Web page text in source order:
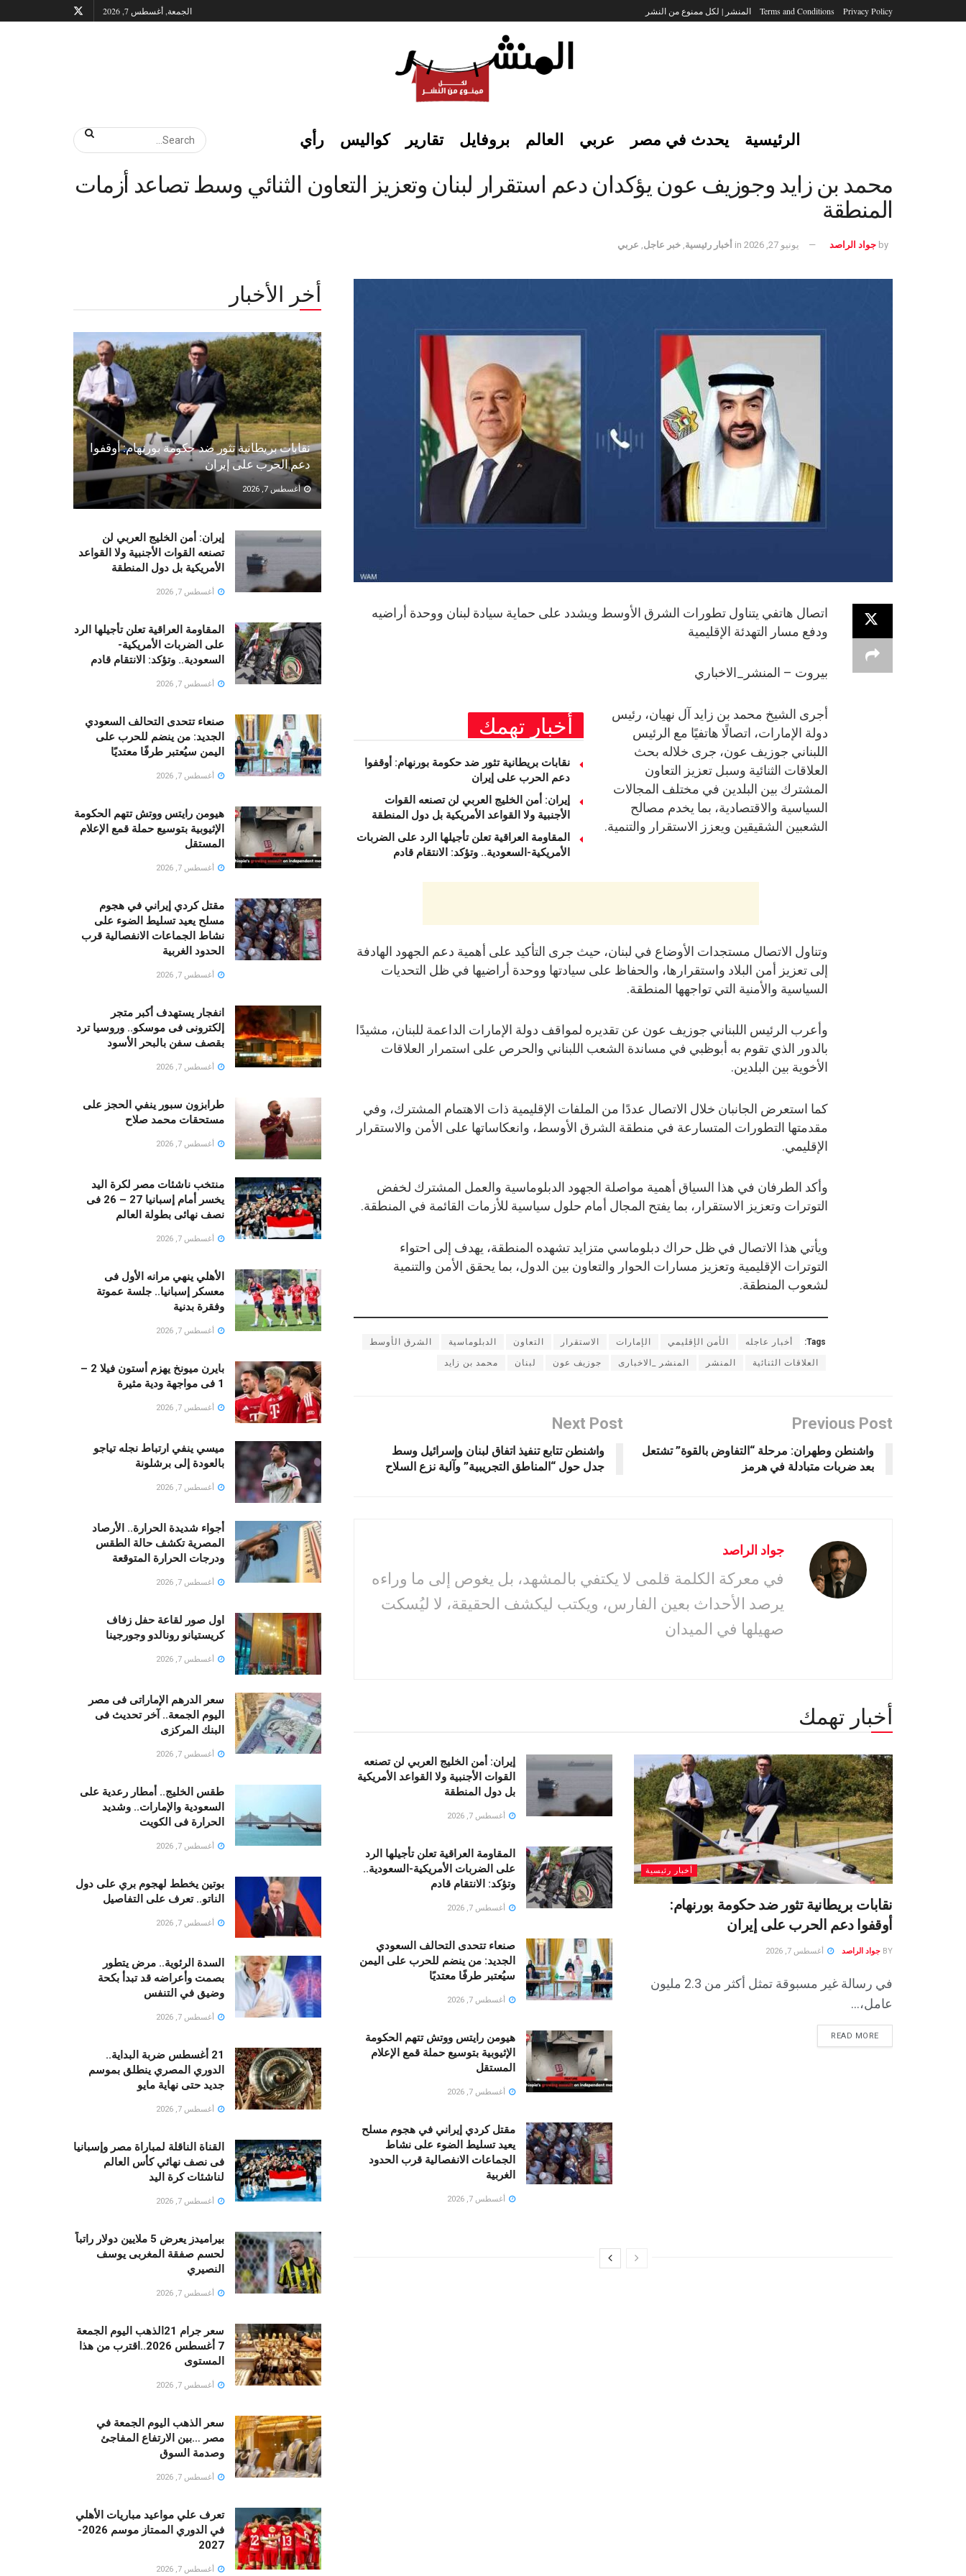
Privacy Policy
Terms and Conditions المنشر | لكل ممنوع من النشر الجمعة, أغسطس 7, 2026
الرئيسية يحدث في مصر عربي العالم بروفايل تقارير كواليس رأي
محمد بن زايد وجوزيف عون يؤكدان دعم استقرار لبنان وتعزيز التعاون الثنائي وسط تصاعد أزمات
المنطقة
by جواد الراصد يونيو 27, 2026 in أخبار رئيسية خبر عاجل عربي
اتصال هاتفي يتناول تطورات الشرق الأوسط ويشدد على حماية سيادة لبنان ووحدة أراضيه
ودفع مسار التهدئة الإقليمية
بيروت – المنشر_الاخباري
أخبار تهمك
نقابات بريطانية تثور ضد حكومة بورنهام: أوقفوا
دعم الحرب على إيران
إيران: أمن الخليج العربي لن تصنعه القوات
الأجنبية ولا القواعد الأمريكية بل دول المنطقة
المقاومة العراقية تعلن تأجيلها الرد على الضربات
الأمريكية-السعودية.. وتؤكد: الانتقام قادم
أجرى الشيخ محمد بن زايد آل نهيان، رئيس
دولة الإمارات، اتصالًا هاتفيًا مع الرئيس
اللبناني جوزيف عون، جرى خلاله بحث
العلاقات الثنائية وسبل تعزيز التعاون
المشترك بين البلدين في مختلف المجالات
السياسية والاقتصادية، بما يخدم مصالح
الشعبين الشقيقين ويعزز الاستقرار والتنمية.
وتناول الاتصال مستجدات الأوضاع في لبنان، حيث جرى التأكيد على أهمية دعم الجهود الهادفة
إلى تعزيز أمن البلاد واستقرارها، والحفاظ على سيادتها ووحدة أراضيها في ظل التحديات
السياسية والأمنية التي تواجهها المنطقة.
وأعرب الرئيس اللبناني جوزيف عون عن تقديره لمواقف دولة الإمارات الداعمة للبنان، مشيدًا
بالدور الذي تقوم به أبوظبي في مساندة الشعب اللبناني والحرص على استمرار العلاقات
الأخوية بين البلدين.
كما استعرض الجانبان خلال الاتصال عددًا من الملفات الإقليمية ذات الاهتمام المشترك، وفي
مقدمتها التطورات المتسارعة في منطقة الشرق الأوسط، وانعكاساتها على الأمن والاستقرار
الإقليمي.
وأكد الطرفان في هذا السياق أهمية مواصلة الجهود الدبلوماسية والعمل المشترك لخفض
التوترات وتعزيز الاستقرار، بما يفتح المجال أمام حلول سياسية للأزمات القائمة في المنطقة.
ويأتي هذا الاتصال في ظل حراك دبلوماسي متزايد تشهده المنطقة، يهدف إلى احتواء
التوترات الإقليمية وتعزيز مسارات الحوار والتعاون بين الدول، بما يحقق الأمن والتنمية
لشعوب المنطقة.
Tags: أخبار عاجله الأمن الإقليمي الإمارات الاستقرار التعاون الدبلوماسية الشرق الأوسط
العلاقات الثنائية المنشر المنشر _الاخبارى جوزيف عون لبنان محمد بن زايد
Previous Post
واشنطن وطهران: مرحلة “التفاوض بالقوة” تشتعل
بعد ضربات متبادلة في هرمز
Next Post
واشنطن تتابع تنفيذ اتفاق لبنان وإسرائيل وسط
جدل حول “المناطق التجريبية” وآلية نزع السلاح
جواد الراصد
في معركة الكلمة قلمى لا يكتفي بالمشهد، بل يغوص إلى ما وراءه
يرصد الأحداث بعين الفارس، ويكتب ليكشف الحقيقة، لا ليُسكت
صهيلها في الميدان
أخبار تهمك
أخبار رئيسية
نقابات بريطانية تثور ضد حكومة بورنهام:
أوقفوا دعم الحرب على إيران
BY جواد الراصد أغسطس 7, 2026
في رسالة غير مسبوقة تمثل أكثر من 2.3 مليون
عامل،...
READ MORE
إيران: أمن الخليج العربي لن تصنعه
القوات الأجنبية ولا القواعد الأمريكية
بل دول المنطقة
أغسطس 7, 2026
المقاومة العراقية تعلن تأجيلها الرد
على الضربات الأمريكية-السعودية..
وتؤكد: الانتقام قادم
أغسطس 7, 2026
صنعاء تتحدى التحالف السعودي
الجديد: من ينضم للحرب على اليمن
سيُعتبر طرفًا معتديًا
أغسطس 7, 2026
هيومن رايتس ووتش تتهم الحكومة
الإثيوبية بتوسيع حملة قمع الإعلام
المستقل
أغسطس 7, 2026
مقتل كردي إيراني في هجوم مسلح
يعيد تسليط الضوء على نشاط
الجماعات الانفصالية قرب الحدود
الغربية
أغسطس 7, 2026
أخر الأخبار
نقابات بريطانية تثور ضد حكومة بورنهام: أوقفوا
دعم الحرب على إيران
أغسطس 7, 2026
إيران: أمن الخليج العربي لن
تصنعه القوات الأجنبية ولا القواعد
الأمريكية بل دول المنطقة
أغسطس 7, 2026
المقاومة العراقية تعلن تأجيلها الرد
على الضربات الأمريكية-
السعودية.. وتؤكد: الانتقام قادم
أغسطس 7, 2026
صنعاء تتحدى التحالف السعودي
الجديد: من ينضم للحرب على
اليمن سيُعتبر طرفًا معتديًا
أغسطس 7, 2026
هيومن رايتس ووتش تتهم الحكومة
الإثيوبية بتوسيع حملة قمع الإعلام
المستقل
أغسطس 7, 2026
مقتل كردي إيراني في هجوم
مسلح يعيد تسليط الضوء على
نشاط الجماعات الانفصالية قرب
الحدود الغربية
أغسطس 7, 2026
انفجار يستهدف أكبر متجر
إلكترونى فى موسكو.. وروسيا ترد
بقصف سفن بالبحر الأسود
أغسطس 7, 2026
طرابزون سبور ينفي الحجز على
مستحقات محمد صلاح
أغسطس 7, 2026
منتخب ناشئات مصر لكرة اليد
يخسر أمام إسبانيا 27 – 26 فى
نصف نهائى بطولة العالم
أغسطس 7, 2026
الأهلي ينهي مرانه الأول فى
معسكر إسبانيا.. جلسة عموتة
وفقرة بدنية
أغسطس 7, 2026
بايرن ميونخ يهزم أستون فيلا 2 –
1 فى مواجهة ودية مثيرة
أغسطس 7, 2026
ميسي ينفي ارتباط نجله تياجو
بالعودة إلى برشلونة
أغسطس 7, 2026
أجواء شديدة الحرارة.. الأرصاد
المصرية تكشف حالة الطقس
ودرجات الحرارة المتوقعة
أغسطس 7, 2026
اول صور لقاعة حفل زفاف
كريستيانو رونالدو وجورجينا
أغسطس 7, 2026
سعر الدرهم الإماراتى فى مصر
اليوم الجمعة.. آخر تحديث فى
البنك المركزى
أغسطس 7, 2026
طقس الخليج.. أمطار رعدية على
السعودية والإمارات.. وشديد
الحرارة فى الكويت
أغسطس 7, 2026
بوتين يخطط لهجوم بري على دول
الناتو.. تعرف على التفاصيل
أغسطس 7, 2026
السدة الرئوية.. مرض يتطور
بصمت وأعراضه قد تبدأ بكحة
وضيق في التنفس
أغسطس 7, 2026
21 أغسطس ضربة البداية..
الدوري المصري ينطلق بموسم
جديد حتى نهاية مايو
أغسطس 7, 2026
القناة الناقلة لمباراة مصر وإسبانيا
فى نصف نهائي كأس العالم
لناشئات كرة اليد
أغسطس 7, 2026
بيراميدز يعرض 5 ملايين دولار راتباً
لحسم صفقة المغربى يوسف
النصيري
أغسطس 7, 2026
سعر جرام 21الذهب اليوم الجمعة
7 أغسطس 2026..اقترب من هذا
المستوى
أغسطس 7, 2026
سعر الذهب اليوم الجمعة في
مصر …بين الارتفاع المفاجئ
وصدمة السوق
أغسطس 7, 2026
تعرف علي مواعيد مباريات الأهلي
في الدوري الممتاز موسم 2026-
2027
أغسطس 7, 2026